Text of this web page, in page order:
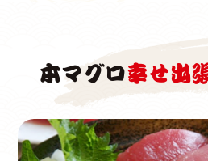
本マグロ幸せ出